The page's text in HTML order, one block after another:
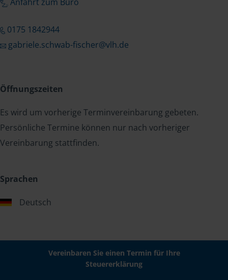
0175 1842944
gabriele.schwab-fischer@vlh.de
Öffnungszeiten
Es wird um vorherige Terminvereinbarung gebeten.
Persönliche Termine können nur nach vorheriger
Vereinbarung stattfinden.
Sprachen
Deutsch
Vereinbaren Sie einen Termin für Ihre
Steuererklärung